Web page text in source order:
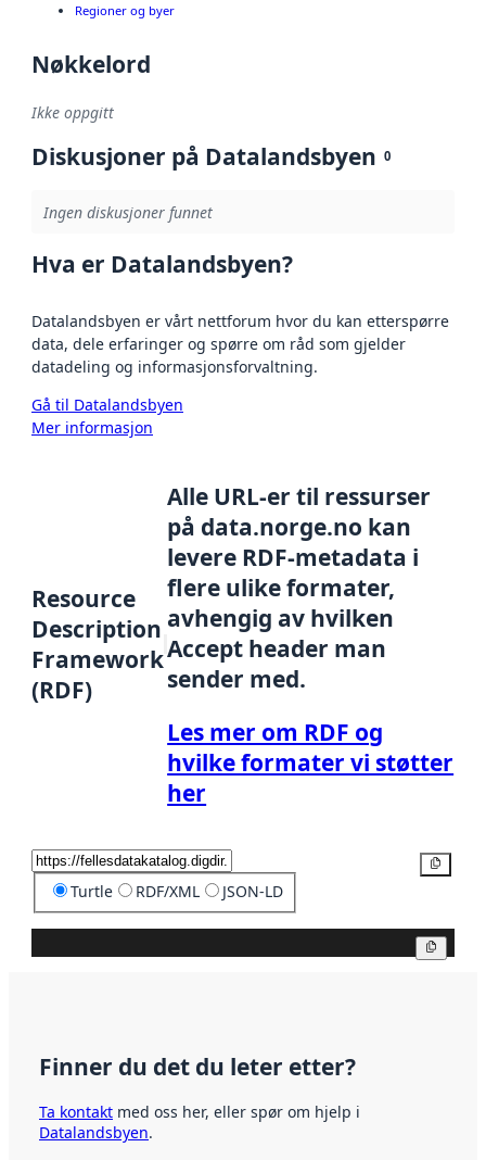
Regioner og byer
Nøkkelord
Ikke oppgitt
Diskusjoner på Datalandsbyen 0
Ingen diskusjoner funnet
Hva er Datalandsbyen?
Datalandsbyen er vårt nettforum hvor du kan etterspørre
data, dele erfaringer og spørre om råd som gjelder
datadeling og informasjonsforvaltning.
Gå til Datalandsbyen
Mer informasjon
Resource
Description
Framework
(RDF)
Alle URL-er til ressurser
på data.norge.no kan
levere RDF-metadata i
flere ulike formater,
avhengig av hvilken
Accept header man
sender med.
Les mer om RDF og
hvilke formater vi støtter
her
Turtle RDF/XML JSON-LD
Finner du det du leter etter?
Ta kontakt med oss her, eller spør om hjelp i
Datalandsbyen.